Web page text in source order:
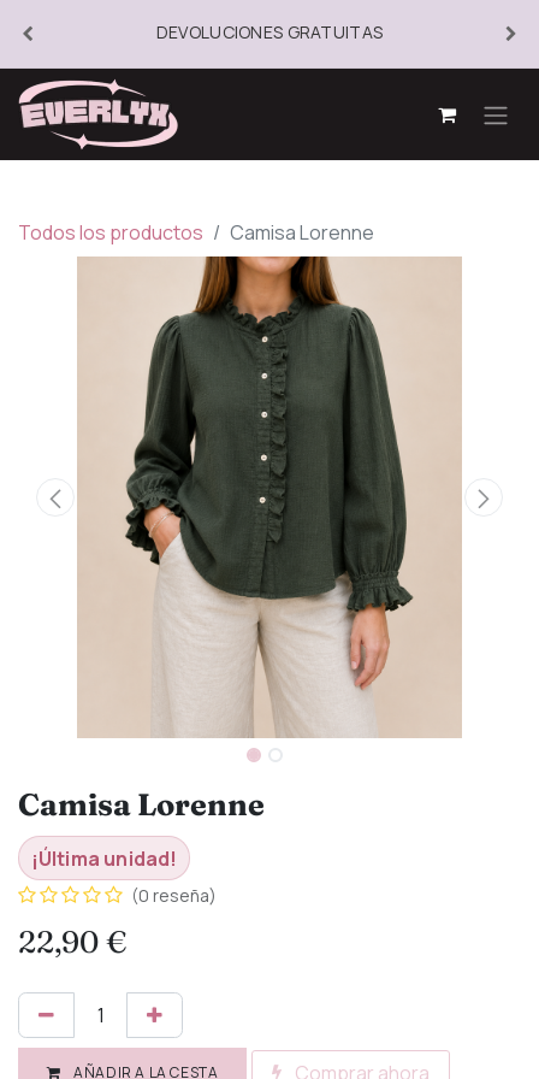
DEVOLUCIONES GRATUITAS
Todos los productos Camisa Lorenne
Camisa Lorenne
¡Última unidad!
(0 reseña)
22,90€
AÑADIR A LA CESTA Comprar ahora